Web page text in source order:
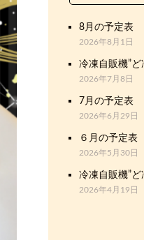
8月の予定表
2026年8月1日
冷凍自販機”
2026年7月8日
7月の予定表
2026年6月29日
６月の予定表
2026年5月30日
冷凍自販機”ど
2026年4月19日